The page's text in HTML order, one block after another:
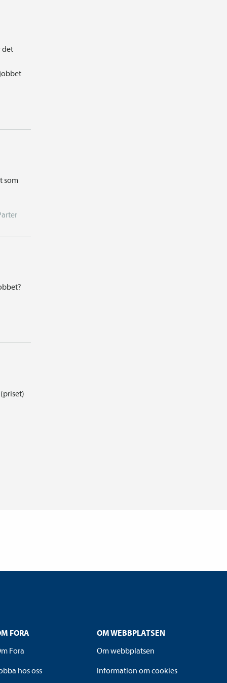
det
som
FORA
Fora
hos oss
OM WEBBPLATSEN
Om webbplatsen
Information om cookies